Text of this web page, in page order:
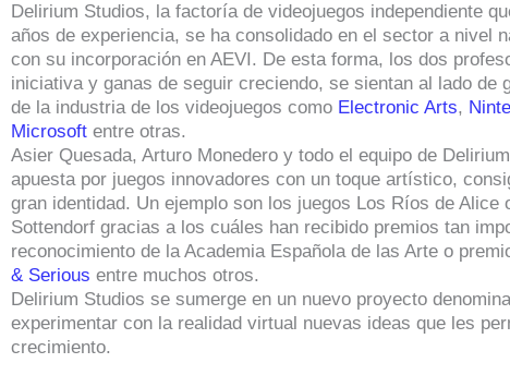
Delirium Studios, la factoría de videojuegos independiente
años de experiencia, se ha consolidado en el sector a nivel
con su incorporación en AEVI. De esta forma, los dos
iniciativa y ganas de seguir creciendo, se sientan al lado de
de la industria de los videojuegos como Electronic Arts,
Microsoft entre otras.
Asier Quesada, Arturo Monedero y todo el equipo de
apuesta por juegos innovadores con un toque artístico,
gran identidad. Un ejemplo son los juegos Los Ríos de Alice
Sottendorf gracias a los cuáles han recibido premios tan
reconocimiento de la Academia Española de las Arte o
& Serious entre muchos otros.
Delirium Studios se sumerge en un nuevo proyecto
experimentar con la realidad virtual nuevas ideas que les
crecimiento.